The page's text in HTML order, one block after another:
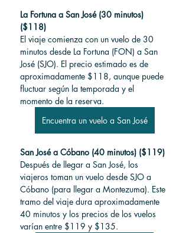
La Fortuna a San José (30 minutos)
($118)
El viaje comienza con un vuelo de 30
minutos desde La Fortuna (FON) a San
José (SJO). El precio estimado es de
aproximadamente $118, aunque puede
fluctuar según la temporada y el
momento de la reserva.
Encuentra un vuelo a San José
San José a Cóbano (40 minutos) ($119)
Después de llegar a San José, los
viajeros toman un vuelo desde SJO a
Cóbano (para llegar a Montezuma). Este
tramo del viaje dura aproximadamente
40 minutos y los precios de los vuelos
varían entre $119 y $135.